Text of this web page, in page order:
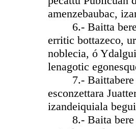
amenzebaubac,
6.- Baitta bere
erritic bottazeco,
noblecia, ó
lenagotic
7.- Baittabere
esconzettara
izandeiquiala
8.- Baita bere